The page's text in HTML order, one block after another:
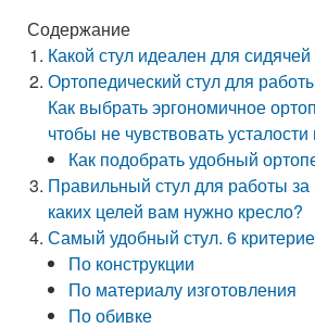
Содержание
Какой стул идеален для
Ортопедический стул для
Как выбрать эргономичное
чтобы не чувствовать
Как подобрать удобный
Правильный стул для работы
каких целей вам нужно кресло?
Самый удобный стул. 6
По конструкции
По материалу изготовления
По обивке